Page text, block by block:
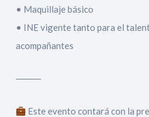
• Maquillaje básico
• INE vigente tanto para el
acompañantes
⸻
Este evento contará con la